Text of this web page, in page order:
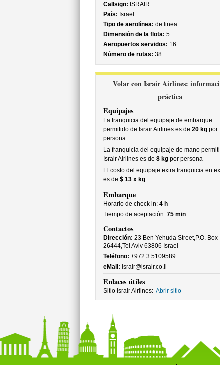
Callsign: ISRAIR
País: Israel
Tipo de aerolínea: de linea
Dimensión de la flota: 5
Aeropuertos servidos: 16
Número de rutas: 38
Volar con Israir Airlines:
práctica
Equipajes
La franquicia del equipaje de embarque
permitido de Israir Airlines es de 20 kgpor
persona
La franquicia del equipaje de mano
Israir Airlines es de 8 kgpor persona
El costo del equipaje extra franquicia en
es de $ 13 x kg
Embarque
Horario de check in: 4 h
Tiempo de aceptación: 75 min
Contactos
Dirección: 23 Ben Yehuda Street,P.O. Box
26444,Tel Aviv 63806 Israel
Teléfono: +972 3 5109589
eMail: israir@israir.co.il
Enlaces útiles
Sitio Israir Airlines: Abrir sitio